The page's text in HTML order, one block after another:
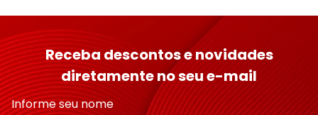
Receba descontos e novidades
diretamente no seu e-mail
Informe seu nome